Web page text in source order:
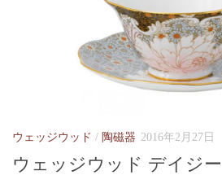
ウェッジウッド / 陶磁器 2016年2月27日
ウェッジウッド デイジ